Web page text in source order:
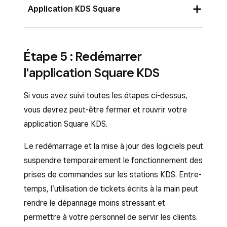
Connectez-vous au Tableau de bord Square
Sélectionnez votre appareil puis, à côté de
Modes attribués
, cliquez sur Gérer
Confirmez que vous voyez la liste des
catégories d’acheminement vers la cuisine
que vous avez précédemment créées.
Application KDS Square
Paramètres>Articles et catégories
Confirmez que vous voyez la liste des
que vous avez précédemment créées.
Étape 5 : Redémarrer
l'application Square KDS
Si vous avez suivi toutes les étapes ci-dessus,
vous devrez peut-être fermer et rouvrir votre
application Square KDS.
Le redémarrage et la mise à jour des logiciels peut
suspendre temporairement le fonctionnement des
prises de commandes sur les stations KDS. Entre-
temps, l’utilisation de tickets écrits à la main peut
rendre le dépannage moins stressant et
permettre à votre personnel de servir les clients.